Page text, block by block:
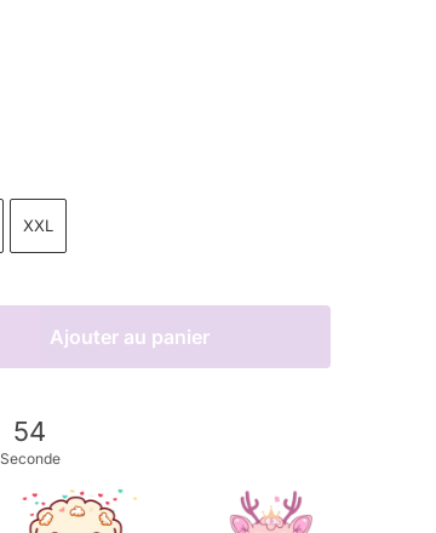
XXL
Ajouter au panier
52
Seconde